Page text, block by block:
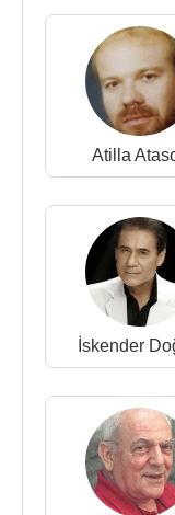
albümünü
Yenigün’ün
yapılan Türk
vurmuş isimler
Hurşit
İskender
Atilla
Türk pop
şarkılarını
Banu Kırbağ ,
Kent
denetim kurulu
45'likl Plaklar:
Zafer Banu
1974 - Şimdi
Seviyorum Ki
Atilla
İskender